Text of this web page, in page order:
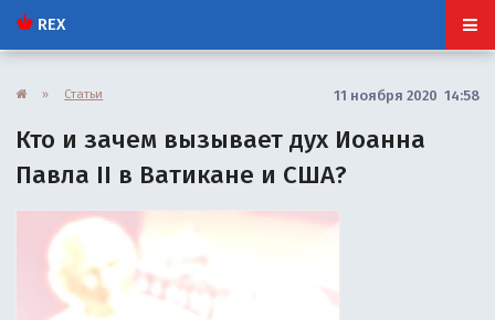
REX
» Статьи 11 ноября 2020 14:58
Кто и зачем вызывает дух Иоанна
Павла II в Ватикане и США?